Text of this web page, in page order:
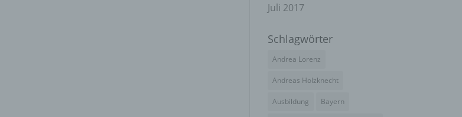
Juli 2017
Schlagwörter
Andrea Lorenz
Andreas Holzknecht
Ausbildung Bayern